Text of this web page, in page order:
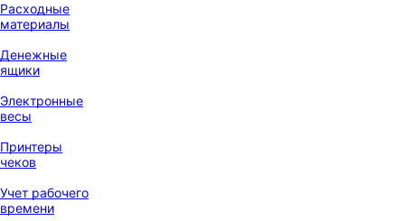
Расходные
материалы
Денежные
ящики
Электронные
весы
Принтеры
чеков
Учет рабочего
времени